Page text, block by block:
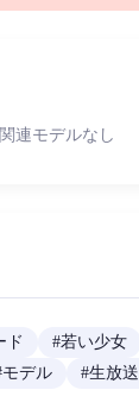
関連モデルなし
ド #若い少女
モデル #生放送